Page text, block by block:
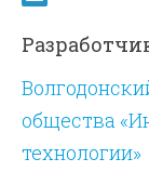
общества
технологии»